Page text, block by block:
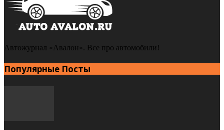
Автожурнал «Авалон». Все про автомобили!
Популярные Посты